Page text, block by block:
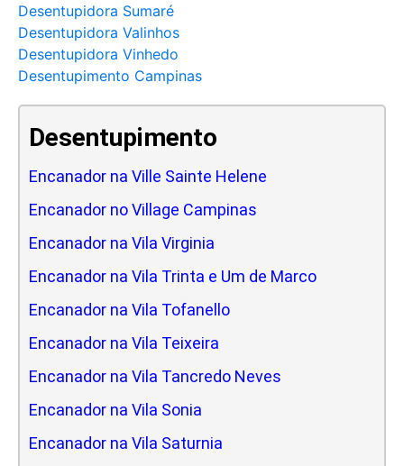
Desentupidora Sumaré
Desentupidora Valinhos
Desentupidora Vinhedo
Desentupimento Campinas
Desentupimento
Encanador na Ville Sainte Helene
Encanador no Village Campinas
Encanador na Vila Virginia
Encanador na Vila Trinta e Um de Marco
Encanador na Vila Tofanello
Encanador na Vila Teixeira
Encanador na Vila Tancredo Neves
Encanador na Vila Sonia
Encanador na Vila Saturnia